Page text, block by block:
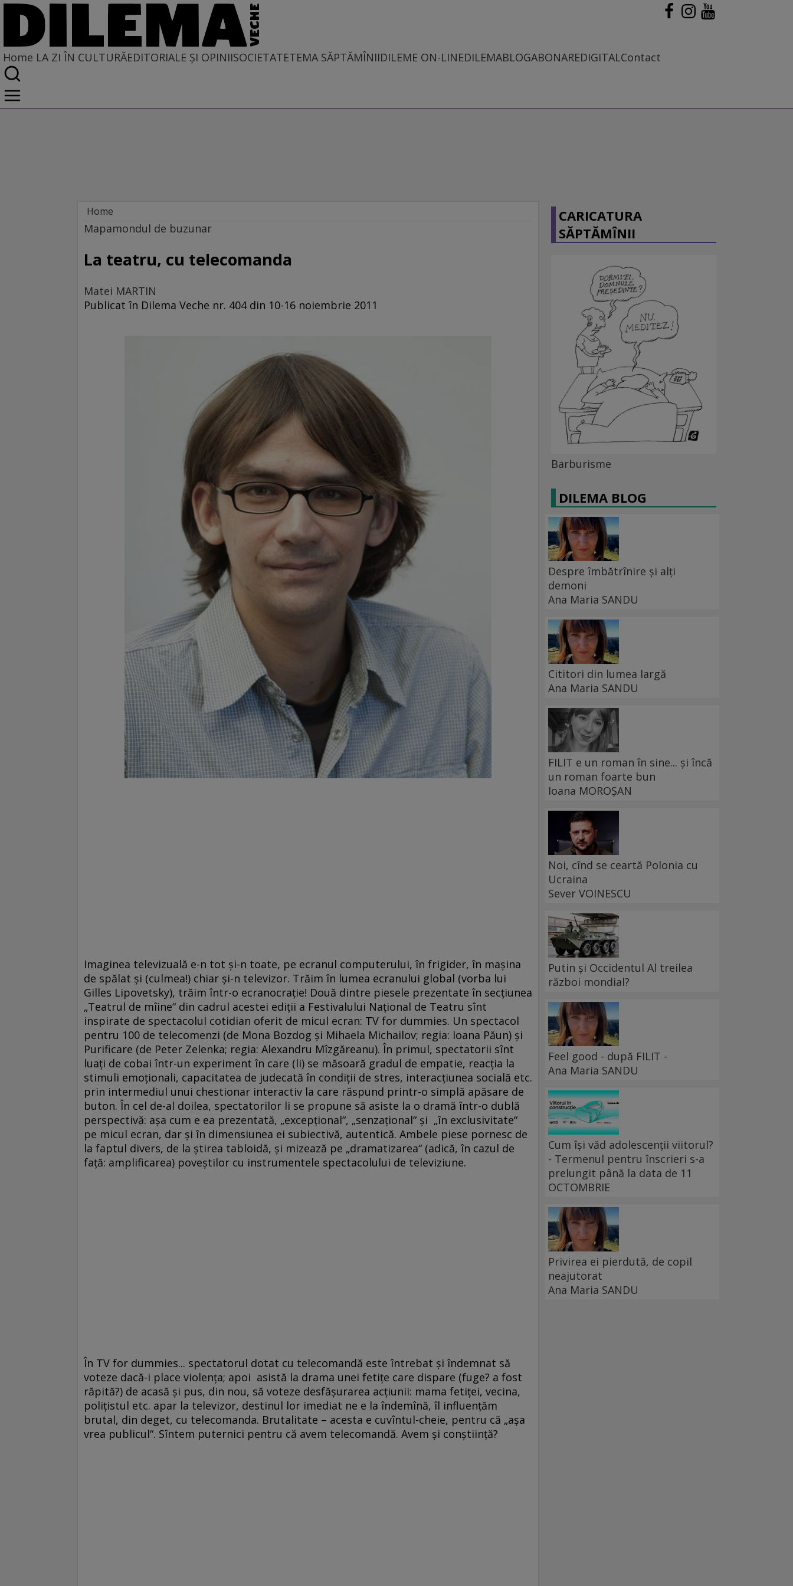
Home LA ZI ÎN CULTURĂEDITORIALE ȘI OPINIISOCIETATETEMA SĂPTĂMÎNIIDILEME ON-LINEDILEMABLOGABONAREDIGITALContact
Home
La zi în cultură
ARTE PERFORMATIVE
Mapamondul de buzunar
La teatru, cu telecomanda
Matei MARTIN
Publicat în Dilema Veche nr. 404 din 10-16 noiembrie 2011
Imaginea televizuală e-n tot şi-n toate, pe ecranul computerului, în frigider, în maşina
de spălat şi (culmea!) chiar şi-n televizor. Trăim în lumea ecranului global (vorba lui
Gilles Lipovetsky), trăim într-o ecranocraţie! Două dintre piesele prezentate în secţiunea
„Teatrul de mîine“ din cadrul acestei ediţii a Festivalului Naţional de Teatru sînt
inspirate de spectacolul cotidian oferit de micul ecran: TV for dummies. Un spectacol
pentru 100 de telecomenzi (de Mona Bozdog şi Mihaela Michailov; regia: Ioana Păun) şi
Purificare (de Peter Zelenka; regia: Alexandru Mîzgăreanu). În primul, spectatorii sînt
luaţi de cobai într-un experiment în care (li) se măsoară gradul de empatie, reacţia la
stimuli emoţionali, capacitatea de judecată în condiţii de stres, interacţiunea socială etc.
prin intermediul unui chestionar interactiv la care răspund printr-o simplă apăsare de
buton. În cel de-al doilea, spectatorilor li se propune să asiste la o dramă într-o dublă
perspectivă: aşa cum e ea prezentată, „excepţional“, „senzaţional“ şi „în exclusivitate“
pe micul ecran, dar şi în dimensiunea ei subiectivă, autentică. Ambele piese pornesc de
la faptul divers, de la ştirea tabloidă, şi mizează pe „dramatizarea“ (adică, în cazul de
faţă: amplificarea) poveştilor cu instrumentele spectacolului de televiziune.
În TV for dummies... spectatorul dotat cu telecomandă este întrebat şi îndemnat să
voteze dacă-i place violenţa; apoi asistă la drama unei fetiţe care dispare (fuge? a fost
răpită?) de acasă şi pus, din nou, să voteze desfăşurarea acţiunii: mama fetiţei, vecina,
poliţistul etc. apar la televizor, destinul lor imediat ne e la îndemînă, îl influenţăm
brutal, din deget, cu telecomanda. Brutalitate – acesta e cuvîntul-cheie, pentru că „aşa
vrea publicul“. Sîntem puternici pentru că avem telecomandă. Avem şi conştiinţă?
CARICATURA
SĂPTĂMÎNII
Barburisme
DILEMA BLOG
Despre îmbătrînire și alți
demoni
Ana Maria SANDU
Cititori din lumea largă
Ana Maria SANDU
FILIT e un roman în sine... și încă
un roman foarte bun
Ioana MOROȘAN
Noi, cînd se ceartă Polonia cu
Ucraina
Sever VOINESCU
Putin și Occidentul Al treilea
război mondial?
Feel good - după FILIT -
Ana Maria SANDU
Cum își văd adolescenții viitorul?
- Termenul pentru înscrieri s-a
prelungit până la data de 11
OCTOMBRIE
Privirea ei pierdută, de copil
neajutorat
Ana Maria SANDU